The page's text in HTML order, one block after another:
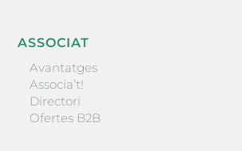
ASSOCIAT
Avantatges
Associa’t!
Directori
Ofertes B2B